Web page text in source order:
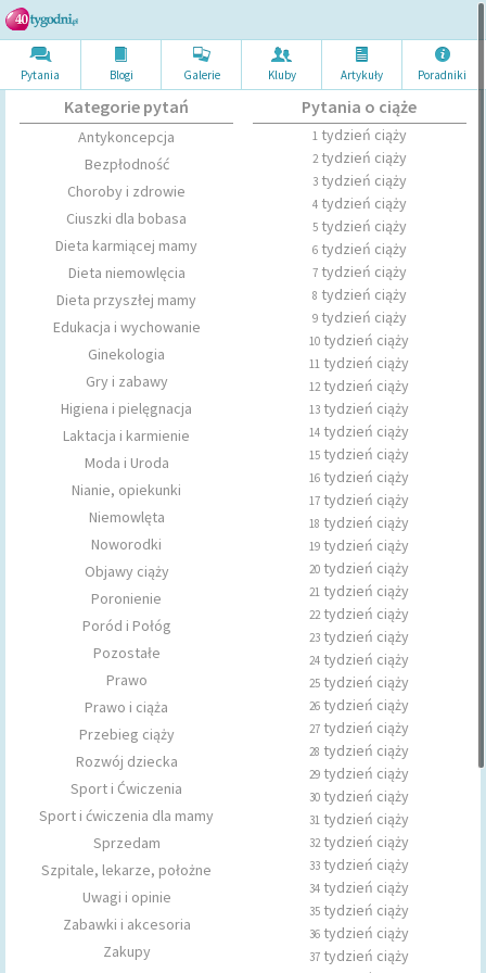
Pytania Blogi Galerie Kluby Artykuły Poradniki
Kategorie pytań
Antykoncepcja
Bezpłodność
Choroby i zdrowie
Ciuszki dla bobasa
Dieta karmiącej mamy
Dieta niemowlęcia
Dieta przyszłej mamy
Edukacja i wychowanie
Ginekologia
Gry i zabawy
Higiena i pielęgnacja
Laktacja i karmienie
Moda i Uroda
Nianie, opiekunki
Niemowlęta
Noworodki
Objawy ciąży
Poronienie
Poród i Połóg
Pozostałe
Prawo
Prawo i ciąża
Przebieg ciąży
Rozwój dziecka
Sport i Ćwiczenia
Sport i ćwiczenia dla mamy
Sprzedam
Szpitale, lekarze, położne
Uwagi i opinie
Zabawki i akcesoria
Zakupy
Pytania o ciąże
1tydzień ciąży
2tydzień ciąży
3tydzień ciąży
4tydzień ciąży
5tydzień ciąży
6tydzień ciąży
7tydzień ciąży
8 tydzień ciąży
9tydzień ciąży
10 tydzień ciąży
11 tydzień ciąży
12tydzień ciąży
13 tydzień ciąży
14 tydzień ciąży
15 tydzień ciąży
16 tydzień ciąży
17 tydzień ciąży
18 tydzień ciąży
19 tydzień ciąży
20 tydzień ciąży
21 tydzień ciąży
22tydzień ciąży
23 tydzień ciąży
24 tydzień ciąży
25 tydzień ciąży
26 tydzień ciąży
27 tydzień ciąży
28 tydzień ciąży
29 tydzień ciąży
30 tydzień ciąży
31 tydzień ciąży
32tydzień ciąży
33 tydzień ciąży
34 tydzień ciąży
35 tydzień ciąży
36 tydzień ciąży
37 tydzień ciąży